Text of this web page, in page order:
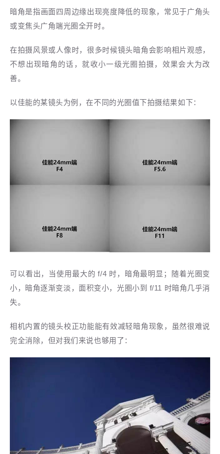
暗角是指画面四周边缘出现亮度降低的现象，常见于广角头
或变焦头广角端光圈全开时。
在拍摄风景或人像时，很多时候镜头暗角会影响相片观感，
不想出现暗角的话，就收小一级光圈拍摄，效果会大为改
善。
以佳能的某镜头为例，在不同的光圈值下拍摄结果如下：
可以看出，当使用最大的 f/4 时，暗角最明显；随着光圈变
小，暗角逐渐变淡，面积变小，光圈小到 f/11 时暗角几乎消
失。
相机内置的镜头校正功能能有效减轻暗角现象，虽然很难说
完全消除，但对我们来说也够用了：